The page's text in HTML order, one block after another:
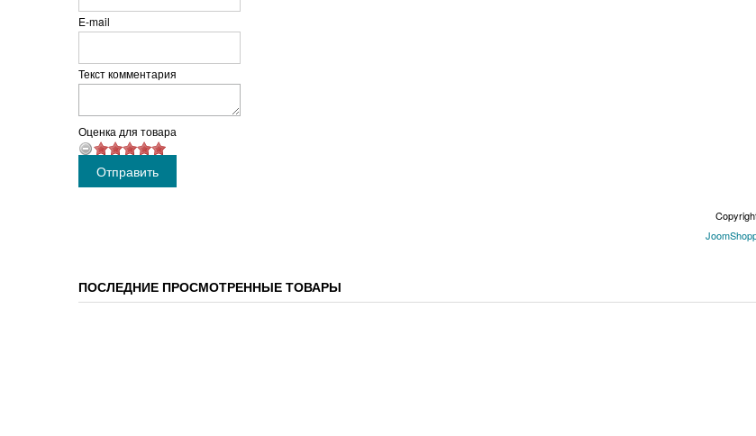
E-mail
Текст комментария
Оценка для товара
ПОСЛЕДНИЕ ПРОСМОТРЕННЫЕ ТОВАРЫ